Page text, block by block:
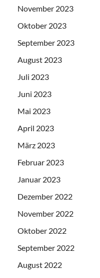
November 2023
Oktober 2023
September 2023
August 2023
Juli 2023
Juni 2023
Mai 2023
April 2023
März 2023
Februar 2023
Januar 2023
Dezember 2022
November 2022
Oktober 2022
September 2022
August 2022